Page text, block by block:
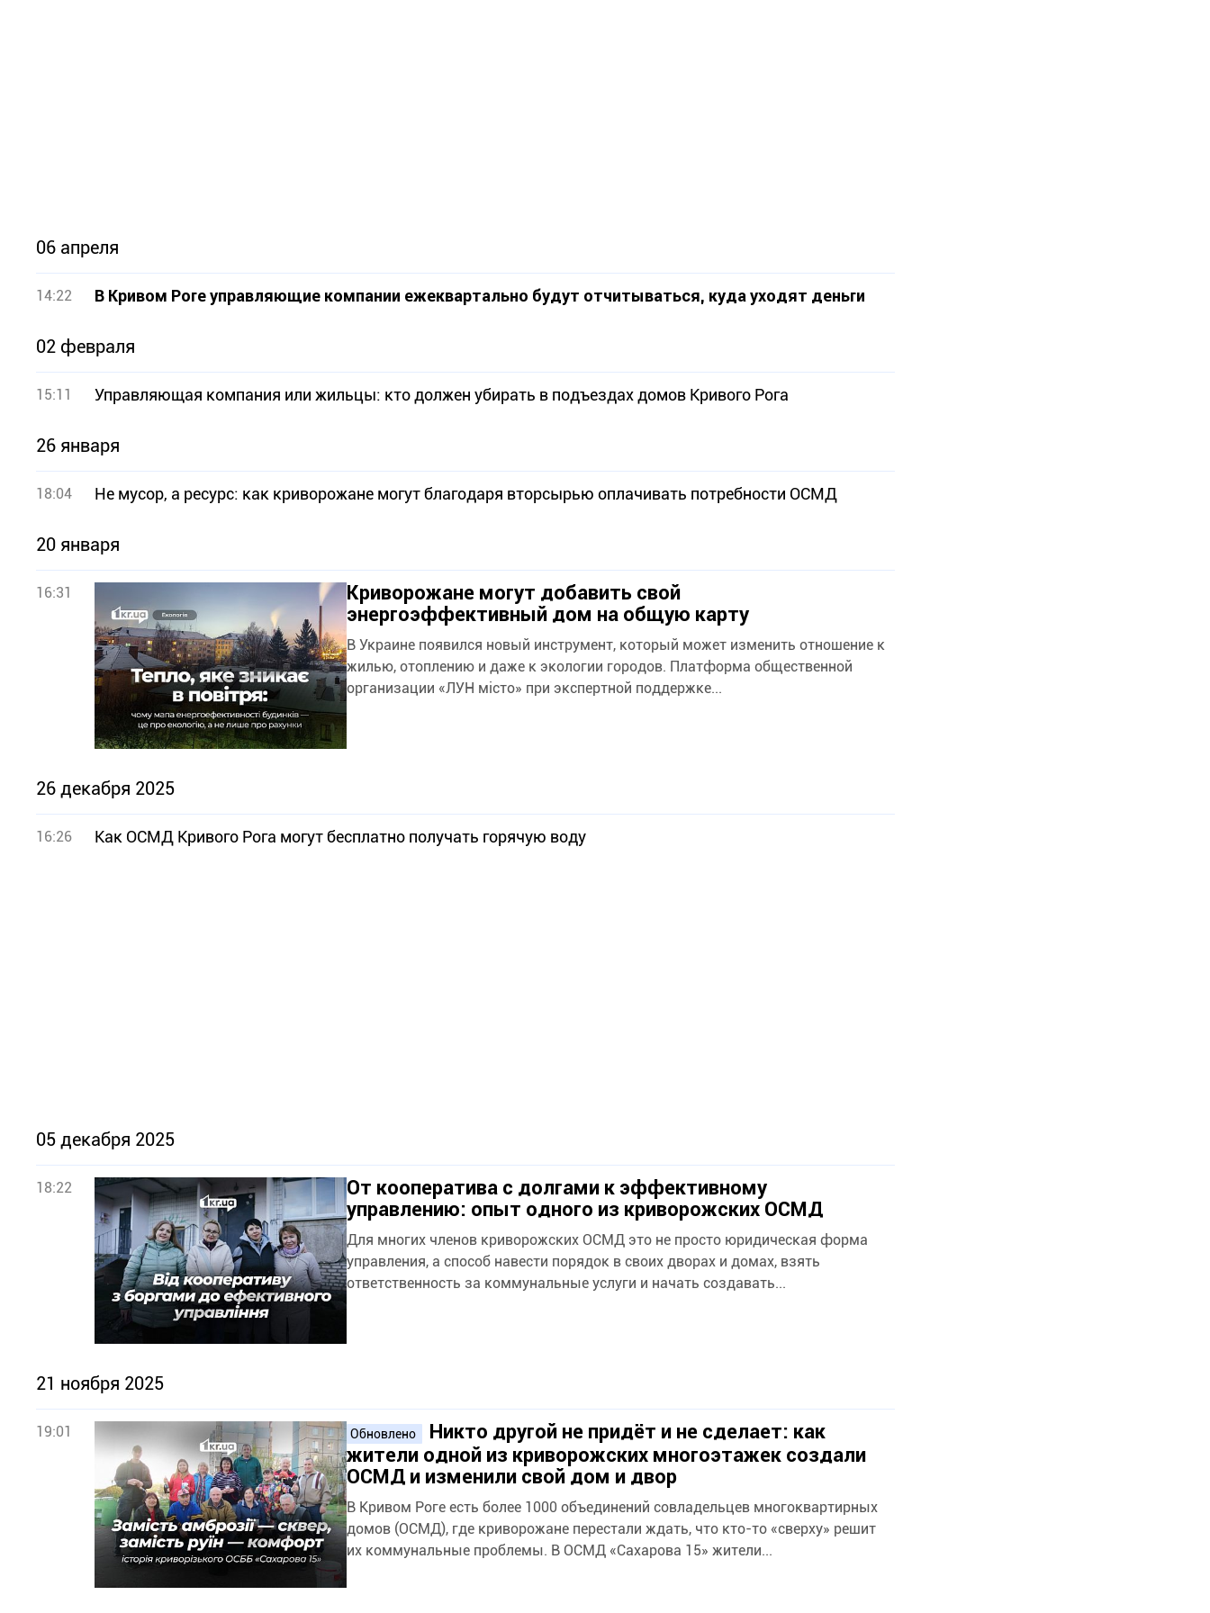
06 апреля
14:22 В Кривом Роге управляющие компании ежеквартально будут отчитываться, куда уходят деньги
02 февраля
15:11 Управляющая компания или жильцы: кто должен убирать в подъездах домов Кривого Рога
26 января
18:04 Не мусор, а ресурс: как криворожане могут благодаря вторсырью оплачивать потребности ОСМД
20 января
16:31
Криворожане могут добавить свой
энергоэффективный дом на общую карту
В Украине появился новый инструмент, который может изменить отношение к
жилью, отоплению и даже к экологии городов. Платформа общественной
организации «ЛУН місто» при экспертной поддержке...
26 декабря 2025
16:26 Как ОСМД Кривого Рога могут бесплатно получать горячую воду
05 декабря 2025
18:22
От кооператива с долгами к эффективному
управлению: опыт одного из криворожских ОСМД
Для многих членов криворожских ОСМД это не просто юридическая форма
управления, а способ навести порядок в своих дворах и домах, взять
ответственность за коммунальные услуги и начать создавать...
21 ноября 2025
19:01 Обновлено
Никто другой не придёт и не сделает: как
жители одной из криворожских многоэтажек создали
ОСМД и изменили свой дом и двор
В Кривом Роге есть более 1000 объединений совладельцев многоквартирных
домов (ОСМД), где криворожане перестали ждать, что кто-то «сверху» решит
их коммунальные проблемы. В ОСМД «Сахарова 15» жители...